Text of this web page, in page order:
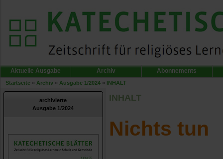
Aktuelle Ausgabe Archiv Abonnements
Startseite » Archiv » Ausgabe 1/2024 » INHALT
archivierte
Ausgabe 1/2024
INHALT
Nichts tun